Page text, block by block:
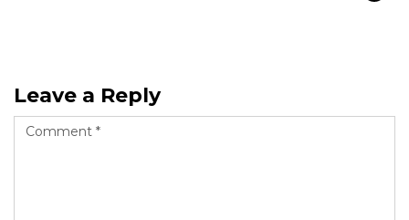
Leave a Reply